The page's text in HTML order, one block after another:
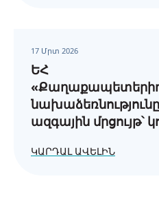
17 Մրտ 2026
ԵՀ
ազգային մրցույթ՝
ԿԱՐԴԱԼ ԱՎԵԼԻՆ